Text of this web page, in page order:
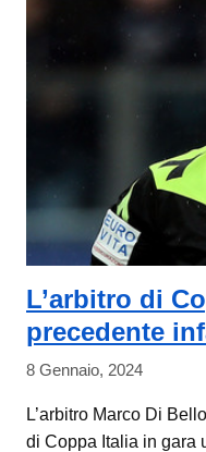
L’arbitro di
precedente
8 Gennaio, 2024
L’arbitro Marco Di
di Coppa Italia in gara